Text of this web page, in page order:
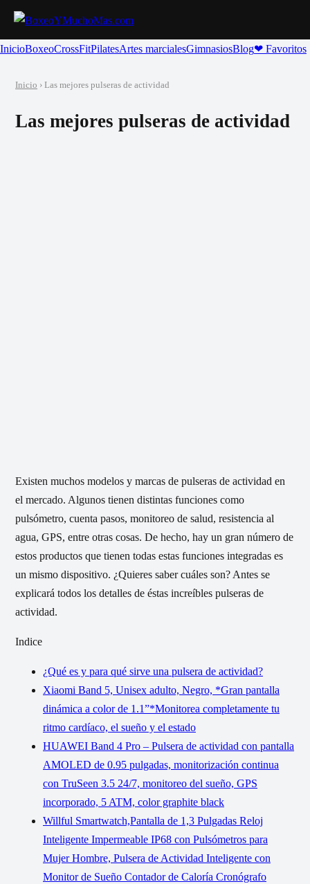
InicioBoxeoCrossFitPilatesArtes marcialesGimnasiosBlog❤ Favoritos
Inicio › Las mejores pulseras de actividad
Las mejores pulseras de actividad
Existen muchos modelos y marcas de pulseras de actividad en
el mercado. Algunos tienen distintas funciones como
pulsómetro, cuenta pasos, monitoreo de salud, resistencia al
agua, GPS, entre otras cosas. De hecho, hay un gran número de
estos productos que tienen todas estas funciones integradas es
un mismo dispositivo. ¿Quieres saber cuáles son? Antes se
explicará todos los detalles de éstas increíbles pulseras de
actividad.
Indice
¿Qué es y para qué sirve una pulsera de actividad?
Xiaomi Band 5, Unisex adulto, Negro, *Gran pantalla
dinámica a color de 1.1”*Monitorea completamente tu
ritmo cardíaco, el sueño y el estado
HUAWEI Band 4 Pro – Pulsera de actividad con pantalla
AMOLED de 0.95 pulgadas, monitorización continua
con TruSeen 3.5 24/7, monitoreo del sueño, GPS
incorporado, 5 ATM, color graphite black
Willful Smartwatch,Pantalla de 1,3 Pulgadas Reloj
Inteligente Impermeable IP68 con Pulsómetros para
Mujer Hombre, Pulsera de Actividad Inteligente con
Monitor de Sueño Contador de Caloría Cronógrafo